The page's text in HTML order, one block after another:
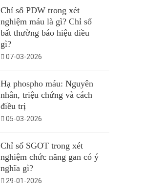
Chỉ số PDW trong xét
nghiệm máu là gì? Chỉ số
bất thường báo hiệu điều
gì?
07-03-2026
Hạ phospho máu: Nguyên
nhân, triệu chứng và cách
điều trị
05-03-2026
Chỉ số SGOT trong xét
nghiệm chức năng gan có ý
nghĩa gì?
29-01-2026